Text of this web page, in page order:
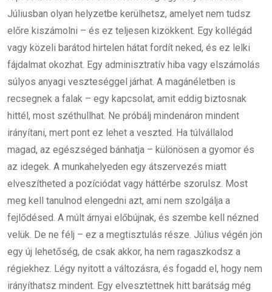
Júliusban olyan helyzetbe kerülhetsz, amelyet nem tudsz
előre kiszámolni – és ez teljesen kizökkent. Egy kollégád
vagy közeli barátod hirtelen hátat fordít neked, és ez lelki
fájdalmat okozhat. Egy adminisztratív hiba vagy elszámolás
súlyos anyagi veszteséggel járhat. A magánéletben is
recsegnek a falak – egy kapcsolat, amit eddig biztosnak
hittél, most széthullhat. Ne próbálj mindenáron mindent
irányítani, mert pont ez lehet a veszted. Ha túlvállalod
magad, az egészséged bánhatja – különösen a gyomor és
az idegek. A munkahelyeden egy átszervezés miatt
elveszítheted a pozíciódat vagy háttérbe szorulsz. Most
meg kell tanulnod elengedni azt, ami nem szolgálja a
fejlődésed. A múlt árnyai előbújnak, és szembe kell nézned
velük. De ne félj – ez a megtisztulás része. Július végén jön
egy új lehetőség, de csak akkor, ha nem ragaszkodsz a
régiekhez. Légy nyitott a változásra, és fogadd el, hogy nem
irányíthatsz mindent. Egy elvesztettnek hitt barátság még